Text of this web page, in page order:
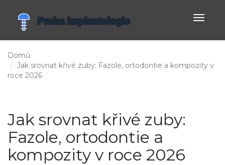
Domů
Jak srovnat křivé zuby: Fazole, ortodontie a kompozity v
roce 2026
Jak srovnat křivé zuby:
Fazole, ortodontie a
kompozity v roce 2026